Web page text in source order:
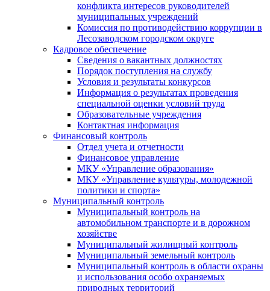
конфликта интересов руководителей
муниципальных учреждений
Комиссия по противодействию коррупции в
Лесозаводском городском округе
Кадровое обеспечение
Сведения о вакантных должностях
Порядок поступления на службу
Условия и результаты конкурсов
Информация о результатах проведения
специальной оценки условий труда
Образовательные учреждения
Контактная информация
Финансовый контроль
Отдел учета и отчетности
Финансовое управление
МКУ «Управление образования»
МКУ «Управление культуры, молодежной
политики и спорта»
Муниципальный контроль
Муниципальный контроль на
автомобильном транспорте и в дорожном
хозяйстве
Муниципальный жилищный контроль
Муниципальный земельный контроль
Муниципальный контроль в области охраны
и использования особо охраняемых
природных территорий